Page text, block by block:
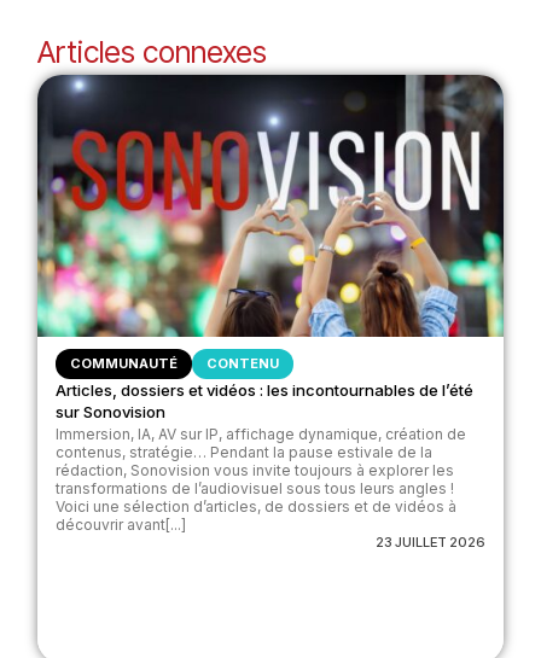
Articles connexes
COMMUNAUTÉ CONTENU
Articles, dossiers et vidéos : les incontournables de l’été
sur Sonovision
Immersion, IA, AV sur IP, affichage dynamique, création de
contenus, stratégie… Pendant la pause estivale de la
rédaction, Sonovision vous invite toujours à explorer les
transformations de l’audiovisuel sous tous leurs angles !
Voici une sélection d’articles, de dossiers et de vidéos à
découvrir avant[...]
23 JUILLET 2026